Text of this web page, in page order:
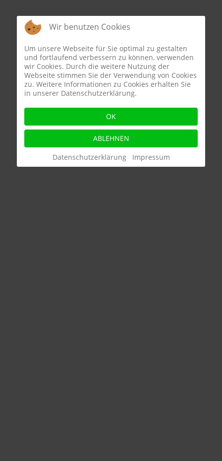
Wir benutzen Cookies
Um unsere Webseite für Sie optimal zu gestalten
und fortlaufend verbessern zu können, verwenden
wir Cookies. Durch die weitere Nutzung der
Webseite stimmen Sie der Verwendung von Cookies
zu. Weitere Informationen zu Cookies erhalten Sie
in unserer Datenschutzerklärung.
OK
ABLEHNEN
Datenschutzerklärung
Impressum